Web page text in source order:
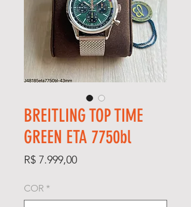
BREITLING TOP TIME
GREEN ETA 7750bl
R$ 7.999,00Preço
COR *